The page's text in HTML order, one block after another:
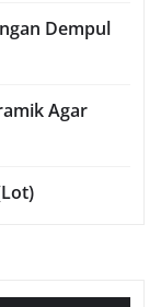
Dempul
Agar